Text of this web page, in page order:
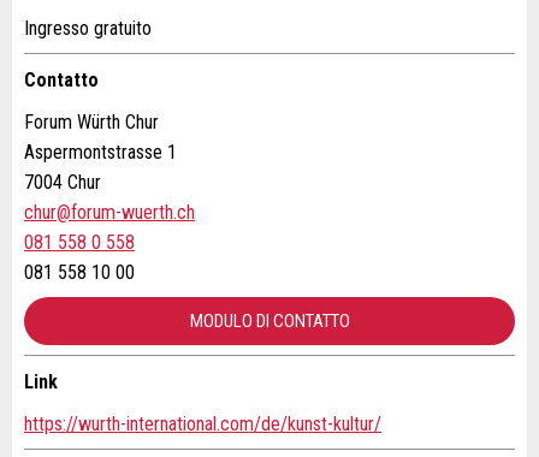
Questo annuncio non è più valido
Annuncio incompleto
* Ingresso richiesto
CONSIGLIAMO L'ANNUNCIO
Ingresso gratuito
Contatto
Forum Würth Chur
Aspermontstrasse 1
7004 Chur
chur@forum-wuerth.ch
081 558 0 558
081 558 10 00
MODULO DI CONTATTO
Contatto
Link
https://wurth-international.com/de/kunst-kultur/